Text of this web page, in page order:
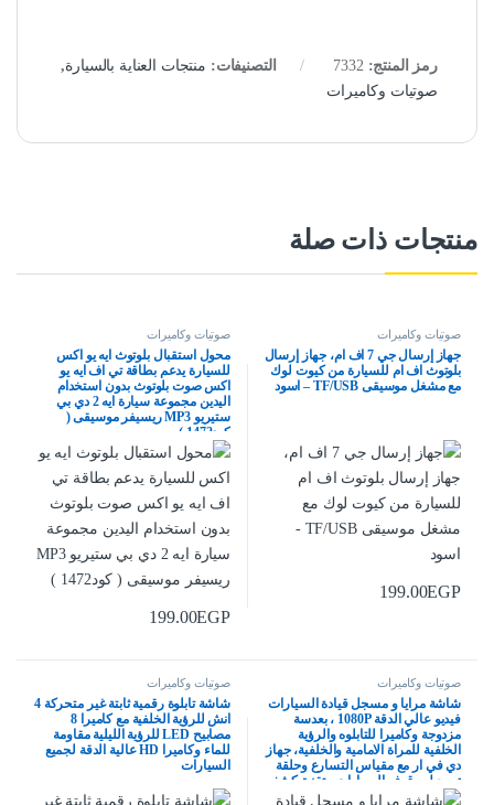
رمز المنتج:7332 التصنيفات: منتجات العناية بالسيارة,
صوتيات وكاميرات
منتجات ذات صلة
صوتيات وكاميرات
جهاز إرسال جي 7 اف ام، جهاز إرسال
بلوتوث اف ام للسيارة من كيوت لوك
مع مشغل موسيقى TF/USB – اسود
199.00EGP
صوتيات وكاميرات
محول استقبال بلوتوث ايه يو اكس
للسيارة يدعم بطاقة تي اف ايه يو
اكس صوت بلوتوث بدون استخدام
اليدين مجموعة سيارة ايه 2 دي بي
ستيريو MP3 ريسيفر موسيقى (
كود1472 )
199.00EGP
صوتيات وكاميرات
شاشة مرايا و مسجل قيادة السيارات
فيديو عالي الدقة 1080P ، بعدسة
مزدوجة وكاميرا للتابلوه والرؤية
الخلفية للمراة الامامية والخلفية، جهاز
دي في ار مع مقياس التسارع وحلقة
تسجيل وقوف السيارات وتقنية كشف
الحركة
صوتيات وكاميرات
شاشة تابلوة رقمية ثابتة غير متحركة 4
انش للرؤية الخلفية مع كاميرا 8
مصابيح LED للرؤية الليلية مقاومة
للماء وكاميرا HD عالية الدقة لجميع
السيارات